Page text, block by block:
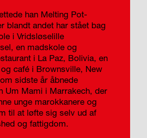
han Melting Pot-
blandt andet har stået bag
i Vridsløselille
en madskole og
i La Paz, Bolivia, en
café i Brownsville, New
sidste år åbnede
Um Mami i Marrakech, der
unge marokkanere og
til at løfte sig selv ud af
og fattigdom.